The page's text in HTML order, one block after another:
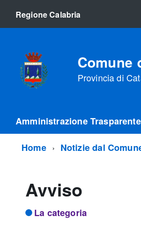
Regione Calabria
Comune
Provincia di
Amministrazione Trasparente
Home Notizie dal
Avviso
La categoria